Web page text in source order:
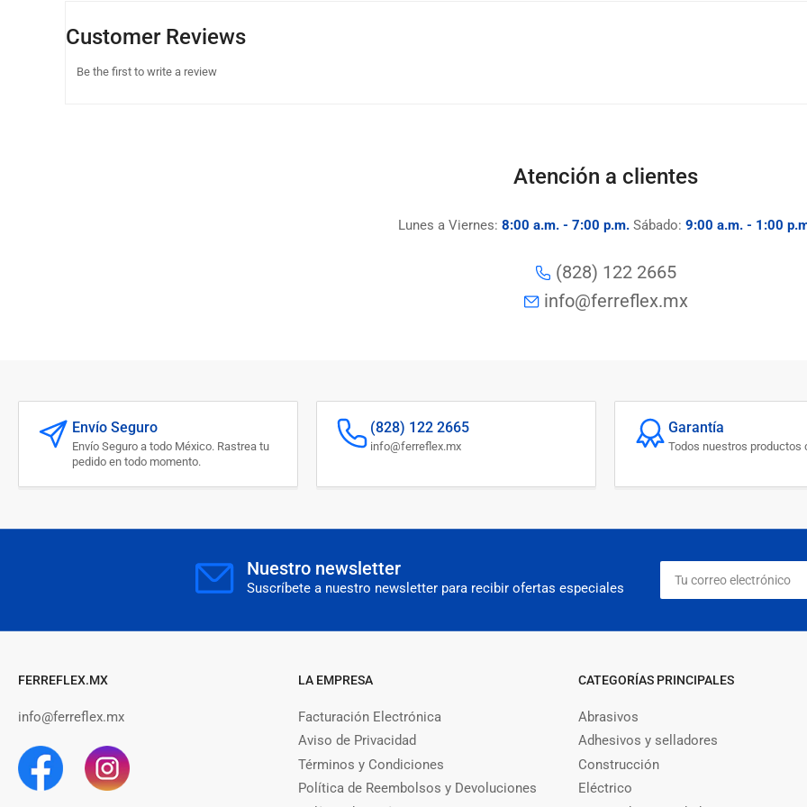
Customer Reviews
Be the first to write a review
Atención a clientes
Lunes a Viernes: 8:00 a.m. - 7:00 p.m. Sábado: 9:00 a.m. - 1:00
(828) 122 2665
info@ferreflex.mx
Envío Seguro
Envío Seguro a todo México. Rastrea tu
pedido en todo momento.
(828) 122 2665
info@ferreflex.mx
Garantía
Todos nuestros productos
Nuestro newsletter
Suscríbete a nuestro newsletter para recibir ofertas especiales
Tu
correo
electrónico
FERREFLEX.MX
info@ferreflex.mx
LA EMPRESA
Facturación Electrónica
Aviso de Privacidad
Términos y Condiciones
Política de Reembolsos y Devoluciones
CATEGORÍAS PRINCIPALES
Abrasivos
Adhesivos y selladores
Construcción
Eléctrico